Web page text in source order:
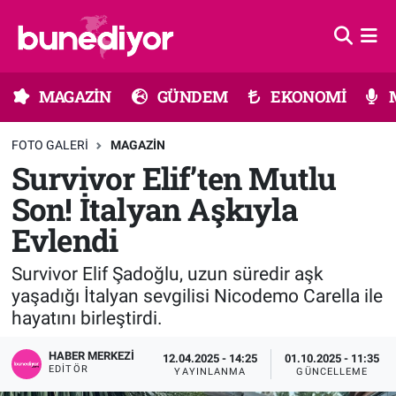
MAGAZİN GÜNDEM EKONOMİ
FOTO GALERI MAGAZIN
Survivor Elif’ten Mutlu
Son! İtalyan Aşkıyla
Evlendi
Survivor Elif Şadoğlu, uzun süredir aşk
yaşadığı İtalyan sevgilisi Nicodemo Carella ile
hayatını birleştirdi.
HABER MERKEZI
EDITÖR
12.04.2025 - 14:25
YAYINLANMA
01.10.2025 - 11:35
GÜNCELLEME
Gündem
Moda
Kültür Sanat
MÜZİK
MODA
SAĞLIK
Tüm Manşetler
Son Dakika Haberleri
Haber Arşivi